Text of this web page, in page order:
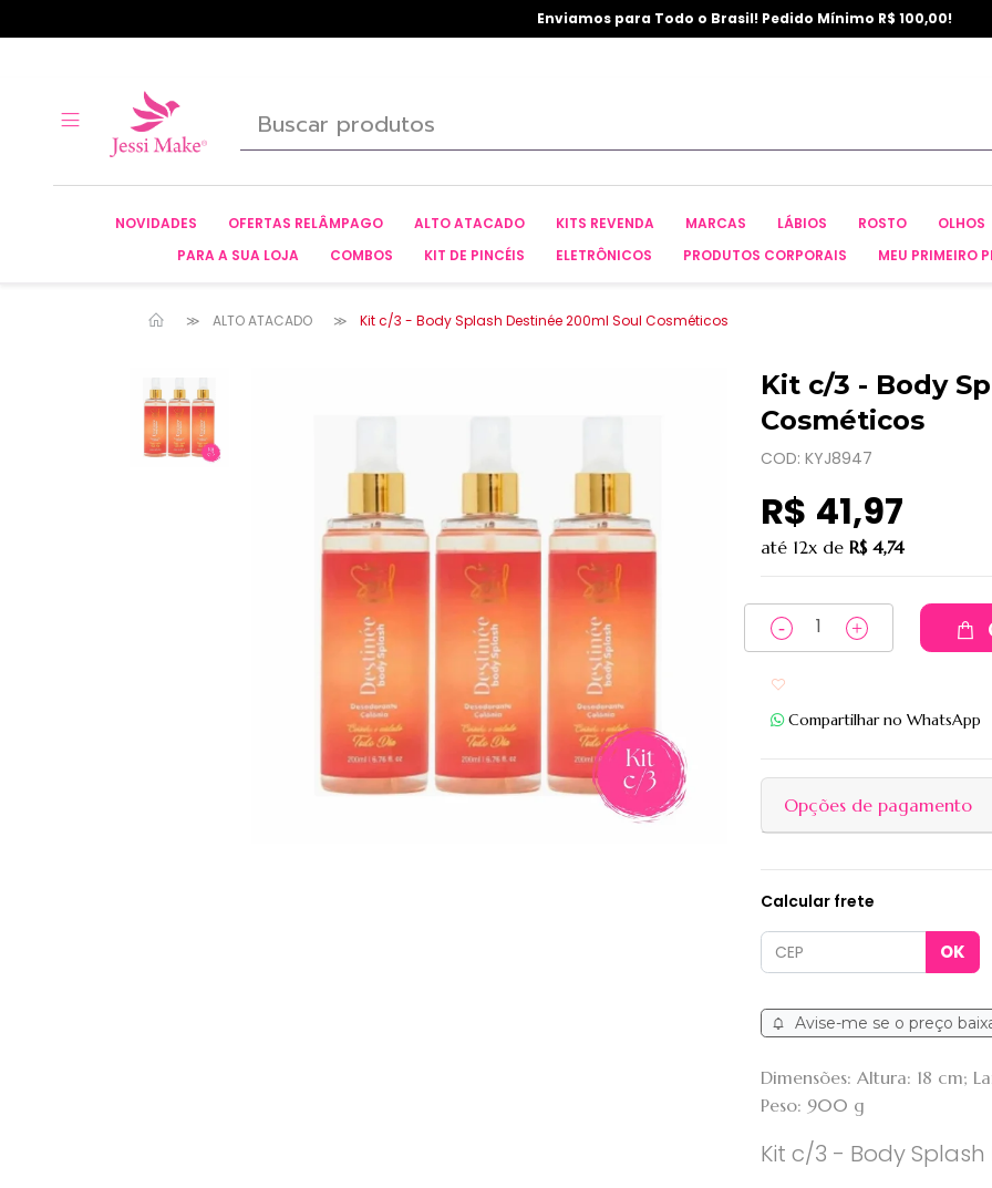
Enviamos para Todo o Brasil! Pedido Mínimo R$ 100,00!
NOVIDADES OFERTAS RELÂMPAGO ALTO ATACADO KITS REVENDA MARCAS LÁBIOS ROSTO OLHOS
PARA A SUA LOJA
COMBOS KIT DE PINCÉIS ELETRÔNICOS PRODUTOS CORPORAIS MEU PRIMEIRO
ALTO ATACADO Kit c/3 - Body Splash Destinée 200ml Soul Cosméticos
Kit c/3 - Body
Cosméticos
COD: KYJ8947
R$ 41,97
até 12x de R$ 4,74
Compartilhar no WhatsApp
Opções de pagamento
Calcular frete
Avise-me se o preço
Dimensões: Altura: 18 cm;
Peso: 900 g
Kit c/3 - Body